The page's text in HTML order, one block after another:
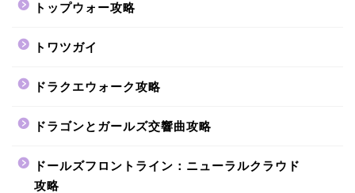
トップウォー攻略
トワツガイ
ドラクエウォーク攻略
ドラゴンとガールズ交響曲攻略
ドールズフロントライン：ニューラルクラウド
攻略